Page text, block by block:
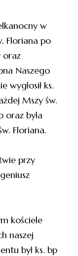
w
Floriana po
oraz
Naszego
wygłosił ks.
Mszy św.
oraz była
Floriana.
przy
kościele
naszej
był ks. bp